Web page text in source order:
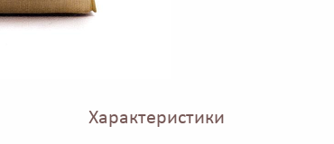
Характеристики